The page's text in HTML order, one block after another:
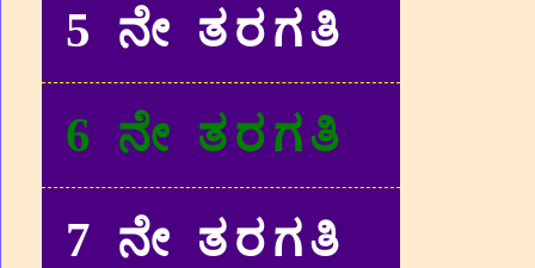
5 ನೇ ತರಗತಿ
6 ನೇ ತರಗತಿ
7 ನೇ ತರಗತಿ